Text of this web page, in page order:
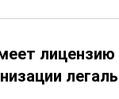
лицензию